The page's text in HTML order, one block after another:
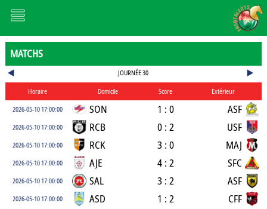
MATCHS
JOURNÉE 30
Horaire Domicile Score
Extérieur
2026-05-10 17:00:00
SON 1 : 0 ASF
2026-05-10 17:00:00 RCB 0 : 2 USF
2026-05-10 17:00:00 RCK 3 : 0 MAJ
2026-05-10 17:00:00 AJE 4 : 2 SFC
2026-05-10 17:00:00 SAL 3 : 2 ASF
2026-05-10 17:00:00 ASD 1 : 2 CFF